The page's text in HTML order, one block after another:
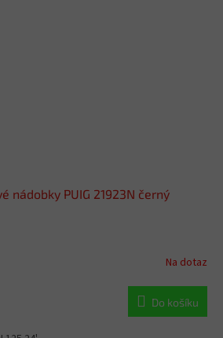
nádobky PUIG 21923N černý
Na dotaz
Do košíku